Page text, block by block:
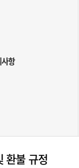
항
환불 규정